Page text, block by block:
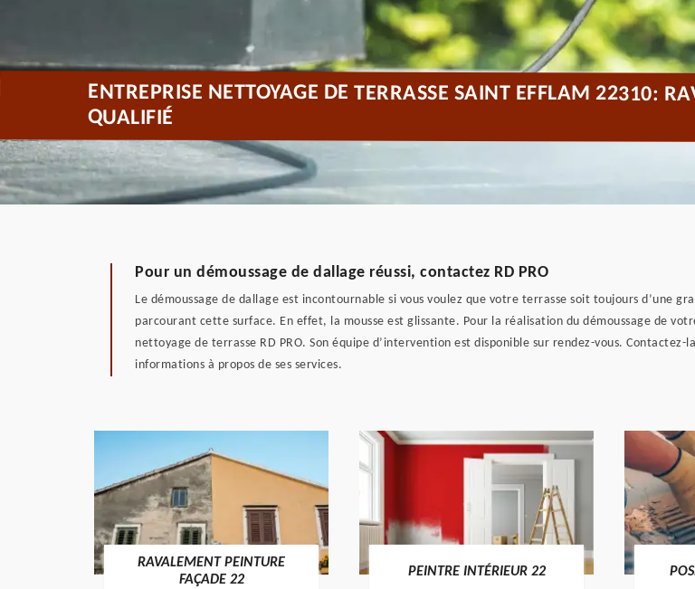
ENTREPRISE NETTOYAGE DE TERRASSE SAINT EFFLAM 22310:
QUALIFIÉ
Pour un démoussage de dallage réussi, contactez RD PRO
Le démoussage de dallage est incontournable si vous voulez que votre terrasse soit toujours d’une
parcourant cette surface. En effet, la mousse est glissante. Pour la réalisation du démoussage de
nettoyage de terrasse RD PRO. Son équipe d’intervention est disponible sur rendez-vous.
informations à propos de ses services.
RAVALEMENT PEINTURE
FAÇADE 22
PEINTRE INTÉRIEUR 22